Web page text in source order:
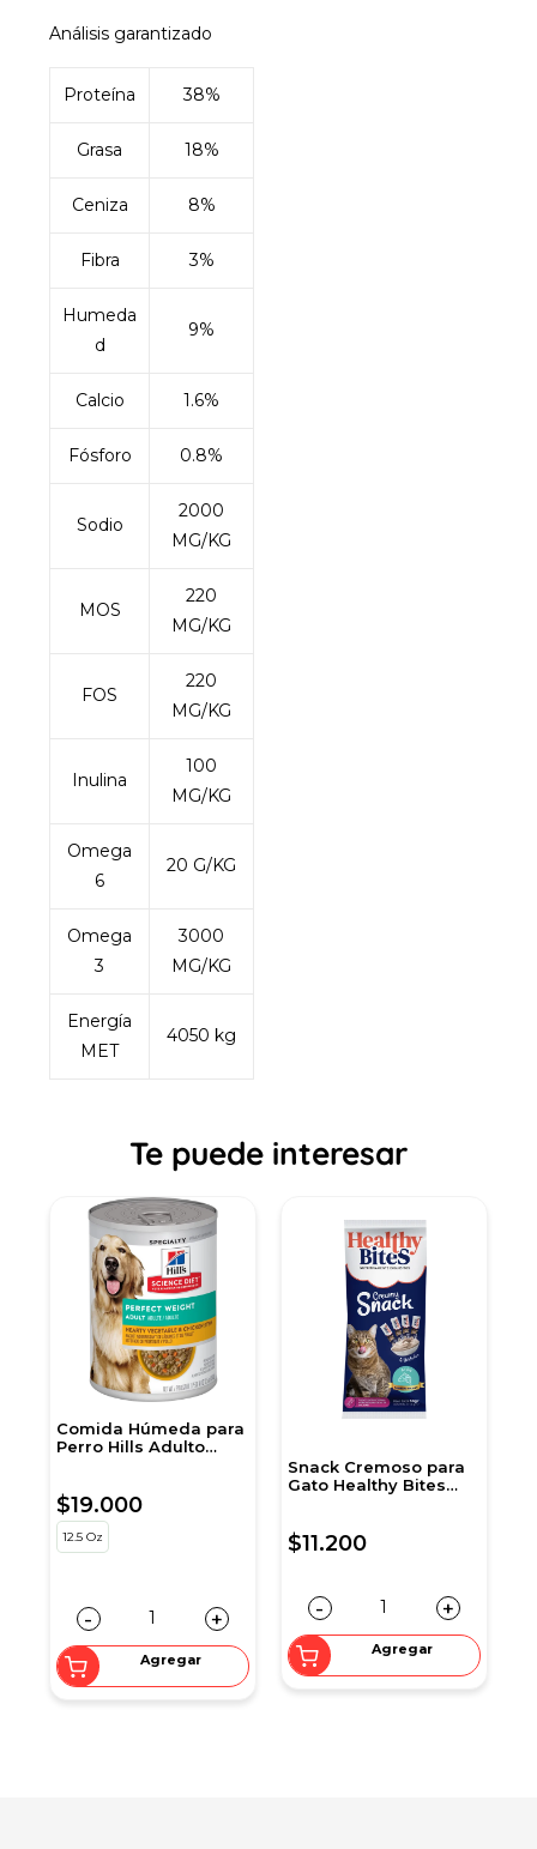
Análisis garantizado
Proteína 38%
Grasa 18%
Ceniza 8%
Fibra 3%
Humeda
d
9%
Calcio 1.6%
Fósforo 0.8%
Sodio
2000
MG/KG
MOS
220
MG/KG
FOS
220
MG/KG
Inulina
100
MG/KG
Omega
6
20 G/KG
Omega
3
3000
MG/KG
Energía
MET
4050 kg
Te puede interesar
Comida Húmeda para
Perro Hills Adulto
$19.000
12.5 Oz
- +
Agregar
Snack Cremoso para
Gato Healthy Bites
$11.200
- +
Agregar